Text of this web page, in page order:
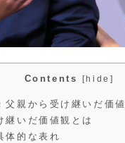
Contents [ hide ]
父親から受け継いだ価
継いだ価値観とは
体的な表れ